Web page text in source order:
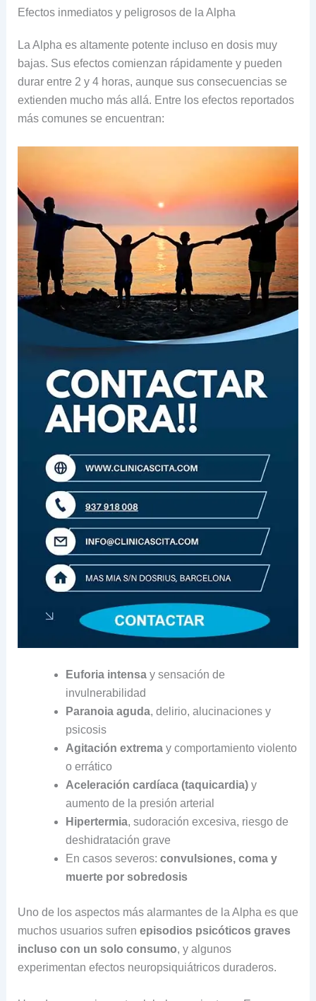
Efectos inmediatos y peligrosos de la Alpha
La Alpha es altamente potente incluso en dosis muy
bajas. Sus efectos comienzan rápidamente y pueden
durar entre 2 y 4 horas, aunque sus consecuencias se
extienden mucho más allá. Entre los efectos reportados
más comunes se encuentran:
Euforia intensay sensación de
invulnerabilidad
Paranoia aguda, delirio, alucinaciones y
psicosis
Agitación extremay comportamiento violento
o errático
Aceleración cardíaca (taquicardia)y
aumento de la presión arterial
Hipertermia, sudoración excesiva, riesgo de
deshidratación grave
En casos severos: convulsiones, coma y
muerte por sobredosis
Uno de los aspectos más alarmantes de la Alpha es que
muchos usuarios sufren episodios psicóticos graves
incluso con un solo consumo, y algunos
experimentan efectos neuropsiquiátricos duraderos.